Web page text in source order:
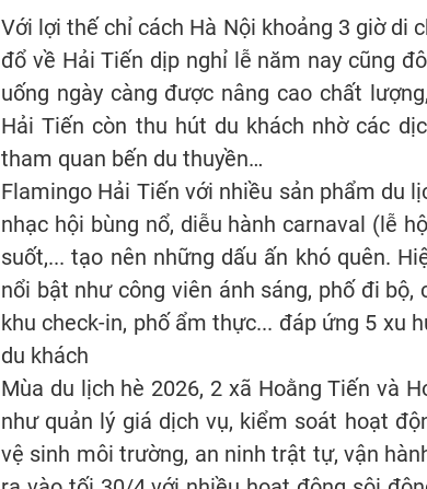
Với lợi thế chỉ cách Hà Nội khoảng 3 giờ di
đổ về Hải Tiến dịp nghỉ lễ năm nay cũng
uống ngày càng được nâng cao chất
Hải Tiến còn thu hút du khách nhờ các
tham quan bến du thuyền…
Flamingo Hải Tiến với nhiều sản phẩm du
nhạc hội bùng nổ, diễu hành carnaval (lễ
suốt,... tạo nên những dấu ấn khó quên.
nổi bật như công viên ánh sáng, phố đi
khu check-in, phố ẩm thực... đáp ứng 5 xu
du khách
Mùa du lịch hè 2026, 2 xã Hoằng Tiến và
như quản lý giá dịch vụ, kiểm soát hoạt
vệ sinh môi trường, an ninh trật tự, vận